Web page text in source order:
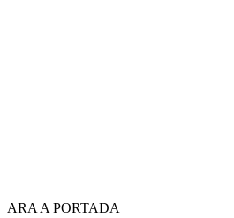
ARA A PORTADA